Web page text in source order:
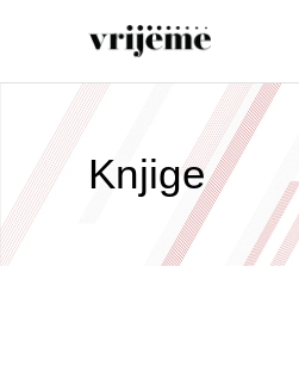
Knjige